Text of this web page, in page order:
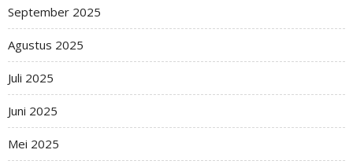
September 2025
Agustus 2025
Juli 2025
Juni 2025
Mei 2025